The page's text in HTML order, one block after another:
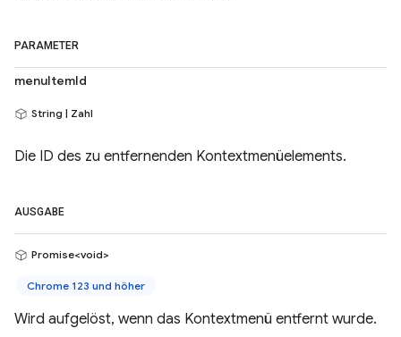
PARAMETER
menuItemId
String | Zahl
Die ID des zu entfernenden Kontextmenüelements.
AUSGABE
Promise<void>
Chrome 123 und höher
Wird aufgelöst, wenn das Kontextmenü entfernt wurde.